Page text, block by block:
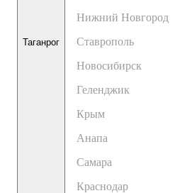
Таганрог
Нижний Новгород
Ставрополь
Новосибирск
Геленджик
Крым
Анапа
Самара
Краснодар